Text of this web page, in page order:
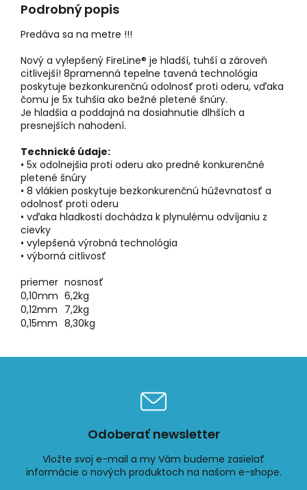
Podrobný popis
Predáva sa na metre !!!
Nový a vylepšený FireLine® je hladší, tuhší a zároveň
citlivejší! 8pramenná tepelne tavená technológia
poskytuje bezkonkurenčnú odolnosť proti oderu, vďaka
čomu je 5x tuhšia ako bežné pletené šnúry.
Je hladšia a poddajná na dosiahnutie dlhších a
presnejších nahodení.
Technické údaje:
• 5x odolnejšia proti oderu ako predné konkurenčné
pletené šnúry
• 8 vlákien poskytuje bezkonkurenčnú húževnatosť a
odolnosť proti oderu
• vďaka hladkosti dochádza k plynulému odvíjaniu z
cievky
• vylepšená výrobná technológia
• výborná citlivosť
priemer nosnosť
0,10mm 6,2kg
0,12mm 7,2kg
0,15mm 8,30kg
Odoberať newsletter
Vložte svoj e-mail a my Vám budeme zasielať
informácie o nových produktoch na našom e-shope.